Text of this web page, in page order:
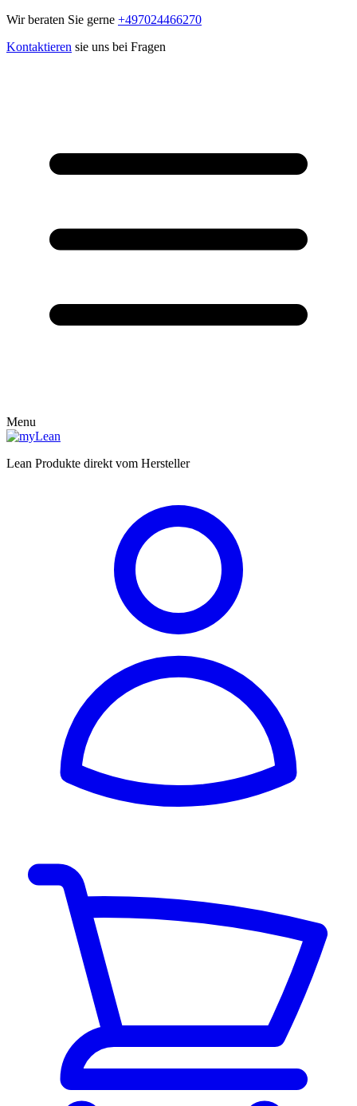
Wir beraten Sie gerne +497024466270
Kontaktieren sie uns bei Fragen
Menu
Lean Produkte direkt vom Hersteller